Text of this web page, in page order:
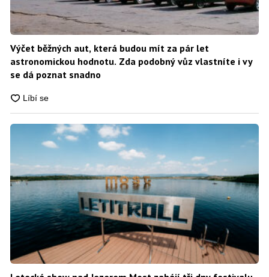
Výčet běžných aut, která budou mít za pár let
astronomickou hodnotu. Zda podobný vůz vlastníte i vy
se dá poznat snadno